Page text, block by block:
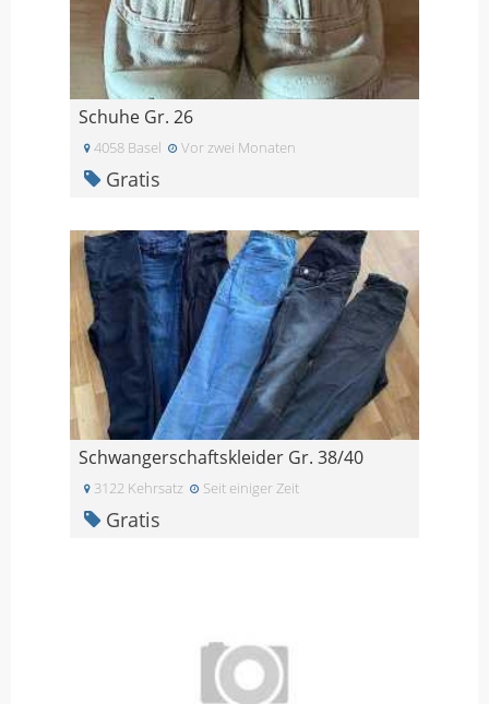
Schuhe Gr. 26
4058 Basel Vor zwei Monaten
Gratis
Schwangerschaftskleider Gr. 38/40
3122 Kehrsatz Seit einiger Zeit
Gratis